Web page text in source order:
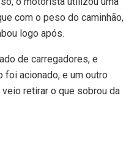
com o peso do caminhão,
logo após.
de carregadores, e
foi acionado, e um outro
retirar o que sobrou da